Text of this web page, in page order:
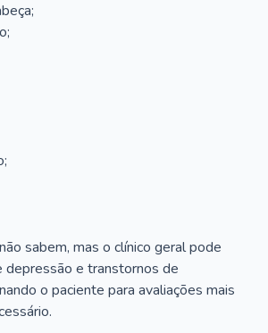
sabem, mas o clínico geral pode
depressão e transtornos de
o paciente para avaliações mais